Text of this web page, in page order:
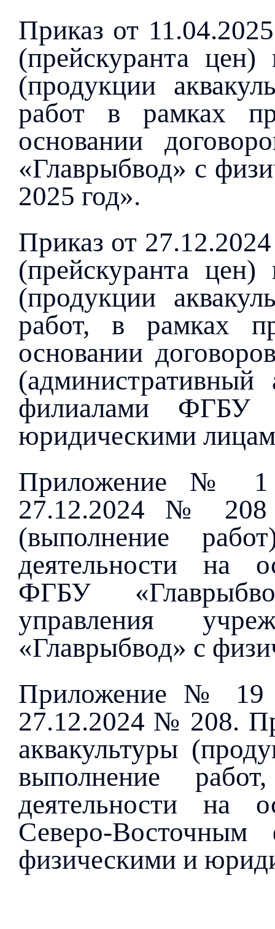
Приказ от
(прейскуранта цен)
(продукции
работ в рамках
основании
«Главрыбвод» с
2025 год».
Приказ от
(прейскуранта цен)
(продукции
работ, в рамках
основании
филиалами ФГБУ
юридическими
Приложение № 1
27.12.2024 № 208
(выполнение
деятельности на
ФГБУ
управления
«Главрыбвод» с
Приложение № 19
27.12.2024 № 208.
аквакультуры
выполнение
деятельности на
Северо-
физическими и